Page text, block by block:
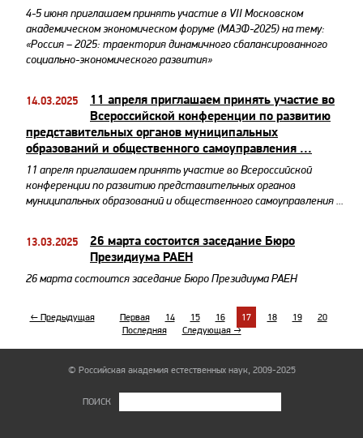
4-5 июня приглашаем принять участие в VII Московском
академическом экономическом форуме (МАЭФ-2025) на тему:
«Россия – 2025: траектория динамичного сбалансированного
социально-экономического развития»
14.03.2025
11 апреля приглашаем принять участие во
Всероссийской конференции по развитию
представительных органов муниципальных
образований и общественного самоуправления ...
11 апреля приглашаем принять участие во Всероссийской
конференции по развитию представительных органов
муниципальных образований и общественного самоуправления ...
13.03.2025
26 марта состоится заседание Бюро
Президиума РАЕН
26 марта состоится заседание Бюро Президиума РАЕН
← Предыдущая Первая 14 15 16 17 18 19
20
Последняя
Следующая →
© Российская академия естественных наук, 2009-2025
ПОИСК